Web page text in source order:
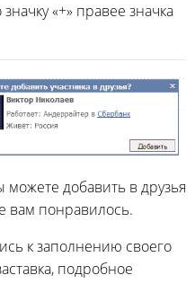
«+» правее значка
можете добавить в друзья
вам понравилось.
к заполнению своего
подробное